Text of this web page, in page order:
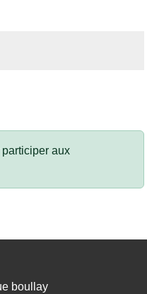
aux
boullay